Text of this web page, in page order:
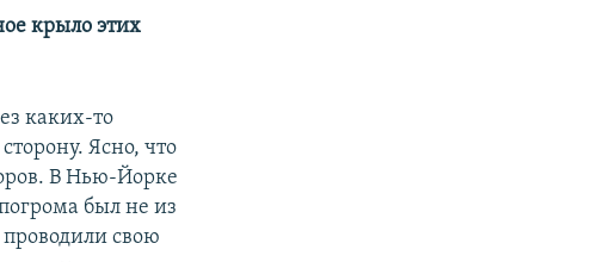
крыло этих
каких-то
Ясно, что
В Нью-Йорке
был не из
свою